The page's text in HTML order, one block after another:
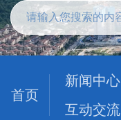
首页
新闻中心
互动交流